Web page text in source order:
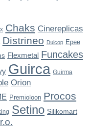
Chaks Cinereplicas
Distrineo Dulcop Epee
Flexmetal Funcakes
Guirca Guirma
Orion
Premioloon Procos
Setino Silikomart